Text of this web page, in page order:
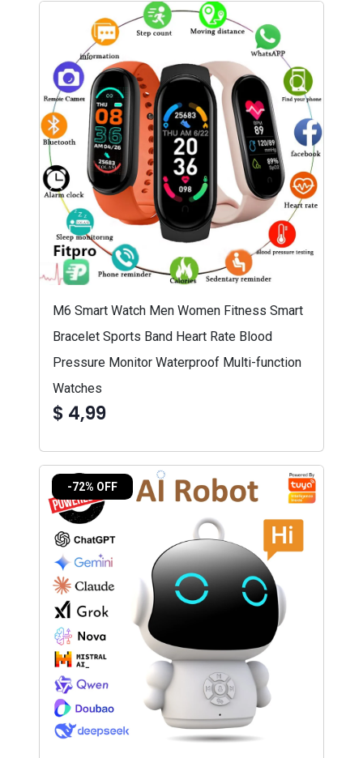
M6 Smart Watch Men Women Fitness Smart
Bracelet Sports Band Heart Rate Blood
Pressure Monitor Waterproof Multi-function
Watches
$ 4,99
-72% OFF